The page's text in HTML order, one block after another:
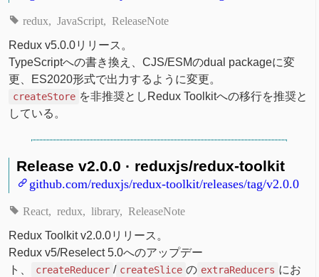
redux JavaScript ReleaseNote
Redux v5.0.0リリース。
TypeScriptへの書き換え、CJS/ESMのdual packageに変
更、ES2020形式で出力するように変更。
createStore を非推奨としRedux Toolkitへの移行を推奨と
している。
Release v2.0.0 · reduxjs/redux-toolkit
github.com/reduxjs/redux-toolkit/releases/tag/v2.0.0
React redux library ReleaseNote
Redux Toolkit v2.0.0リリース。
Redux v5/Reselect 5.0へのアップデー
ト、
createReducer / createSlice の extraReducers にお